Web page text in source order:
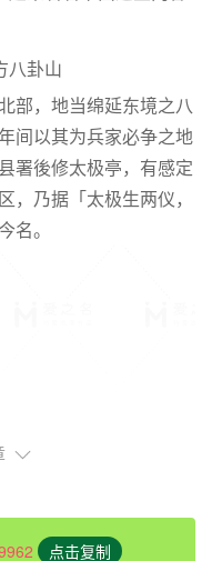
八卦山
部，地当绵延东境之八
间以其为兵家必争之地
署後修太极亭，有感定
，乃据「太极生两仪，
名。
点击复制